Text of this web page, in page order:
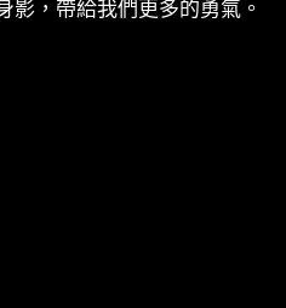
影，帶給我們更多的勇氣。